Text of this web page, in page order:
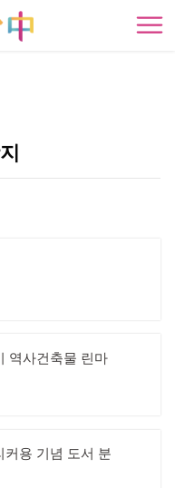
開
역사건축물 린마
용 기념 도서 분